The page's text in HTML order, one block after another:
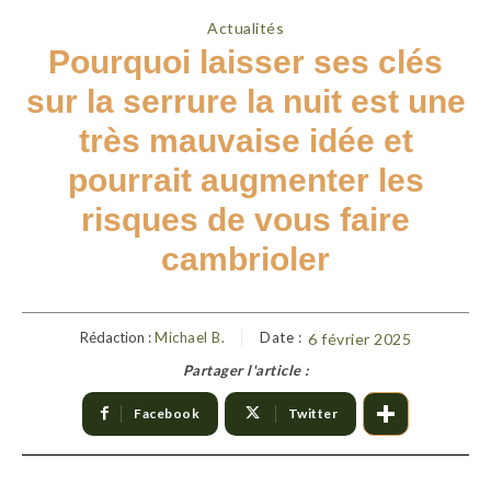
Actualités
Pourquoi laisser ses clés
sur la serrure la nuit est une
très mauvaise idée et
pourrait augmenter les
risques de vous faire
cambrioler
Rédaction :Michael B. Date : 6 février 2025
Partager l'article :
Facebook Twitter